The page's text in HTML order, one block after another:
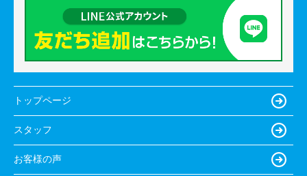
トップページ
スタッフ
お客様の声